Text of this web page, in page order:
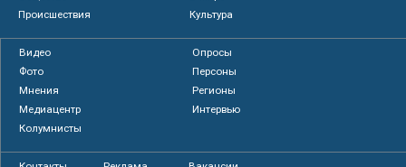
Происшествия
Культура
Видео
Опросы
Фото
Персоны
Мнения
Регионы
Медиацентр
Интервью
Колумнисты